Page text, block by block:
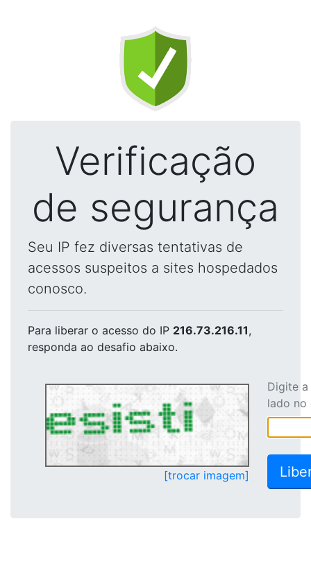
Verificação
de segurança
Seu IP fez diversas tentativas de
acessos suspeitos a sites hospedados
conosco.
Para liberar o acesso do IP 216.73.216.11,
responda ao desafio abaixo.
[trocar imagem]
Digite
lado no